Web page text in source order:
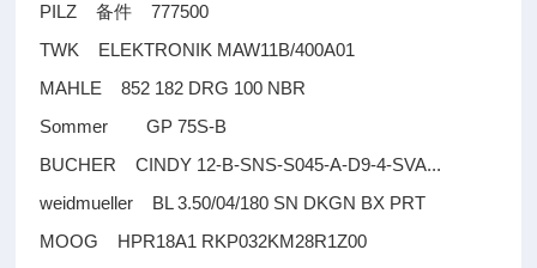
PILZ备件 777500
TWK ELEKTRONIK MAW11B/400A01
MAHLE 852 182 DRG 100 NBR
Sommer GP 75S-B
BUCHER CINDY 12-B-SNS-S045-A-D9-4-SVA...
weidmueller BL 3.50/04/180 SN DKGN BX PRT
MOOG HPR18A1 RKP032KM28R1Z00